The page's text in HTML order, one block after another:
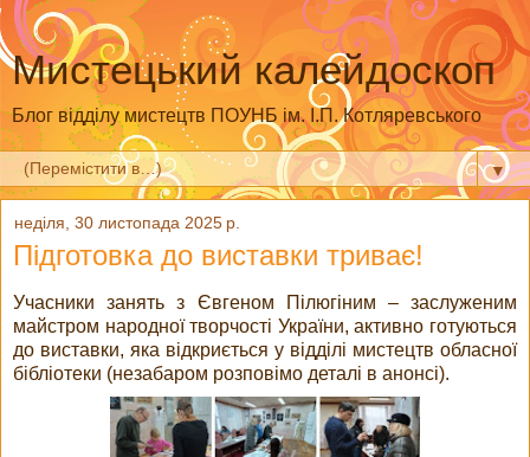
Мистецький калейдоскоп
Блог відділу мистецтв ПОУНБ ім. І.П. Котляревського
▼
неділя, 30 листопада 2025 р.
Підготовка до виставки триває!
Учасники занять з Євгеном Пілюгіним – заслуженим
майстром народної творчості України, активно готуються
до виставки, яка відкриється у відділі мистецтв обласної
бібліотеки (незабаром розповімо деталі в анонсі).